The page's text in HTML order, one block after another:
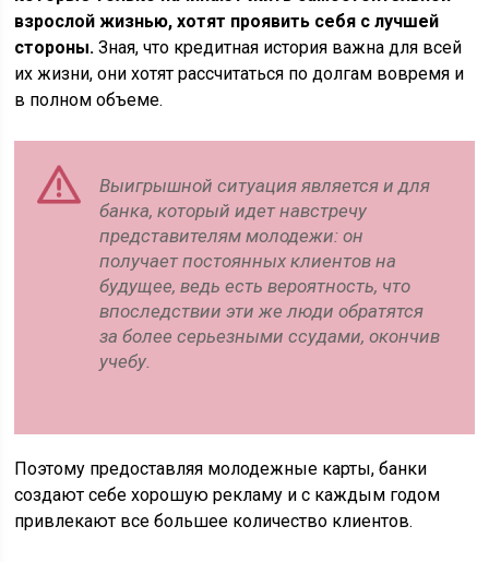
взрослой жизнью, хотят проявить себя с лучшей
стороны. Зная, что кредитная история важна для всей
их жизни, они хотят рассчитаться по долгам вовремя и
в полном объеме.
Выигрышной ситуация является и для
банка, который идет навстречу
представителям молодежи: он
получает постоянных клиентов на
будущее, ведь есть вероятность, что
впоследствии эти же люди обратятся
за более серьезными ссудами, окончив
учебу.
Поэтому предоставляя молодежные карты, банки
создают себе хорошую рекламу и с каждым годом
привлекают все большее количество клиентов.